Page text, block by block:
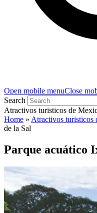
Open mobile menuClose
Search
Atractivos turisticos de
Home » Atractivos turisticos
de la Sal
Parque acuático